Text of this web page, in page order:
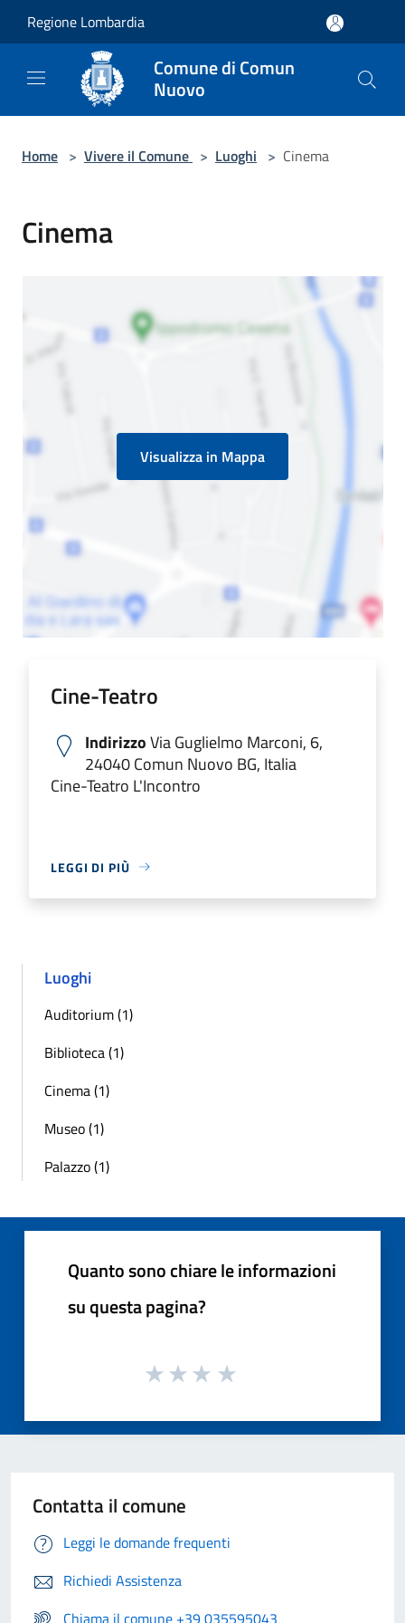
Regione Lombardia
Comune di Comun
Nuovo
Home > Vivere il Comune > Luoghi > Cinema
Cinema
Visualizza in Mappa
Cine-Teatro
IndirizzoVia Guglielmo Marconi, 6,
24040 Comun Nuovo BG, Italia
Cine-Teatro L'Incontro
LEGGI DI PIÙ
Luoghi
Auditorium (1)
Biblioteca (1)
Cinema (1)
Museo (1)
Palazzo (1)
Quanto sono chiare le informazioni
su questa pagina?
Contatta il comune
Leggi le domande frequenti
Richiedi Assistenza